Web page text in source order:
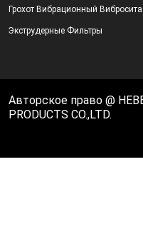
Грохот Вибрационный Вибросита
Экструдерные Фильтры
Авторское право @
PRODUCTS CO.,LTD.